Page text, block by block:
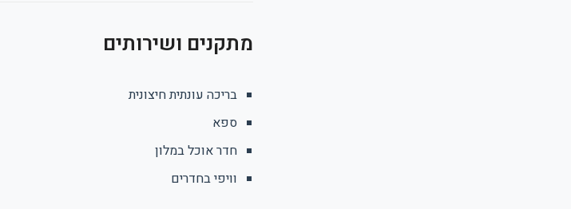
מתקנים ושירותים
בריכה עונתית חיצונית
ספא
חדר אוכל במלון
וויפי בחדרים